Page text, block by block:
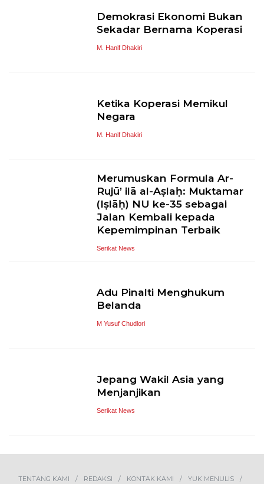
Demokrasi Ekonomi Bukan
Sekadar Bernama Koperasi
M. Hanif Dhakiri
Ketika Koperasi Memikul
Negara
M. Hanif Dhakiri
Merumuskan Formula Ar-
Rujū’ ilā al-Aṣlaḥ: Muktamar
(Iṣlāḥ) NU ke-35 sebagai
Jalan Kembali kepada
Kepemimpinan Terbaik
Serikat News
Adu Pinalti Menghukum
Belanda
M Yusuf Chudlori
Jepang Wakil Asia yang
Menjanjikan
Serikat News
TENTANG KAMI REDAKSI KONTAK KAMI
YUK MENULIS